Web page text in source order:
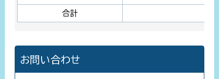
合計
お問い合わせ